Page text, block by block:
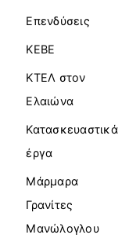
Επενδύσεις
ΚΕΒΕ
ΚΤΕΛ στον
Ελαιώνα
Κατασκευαστικά
έργα
Μάρμαρα
Γρανίτες
Μανώλογλου